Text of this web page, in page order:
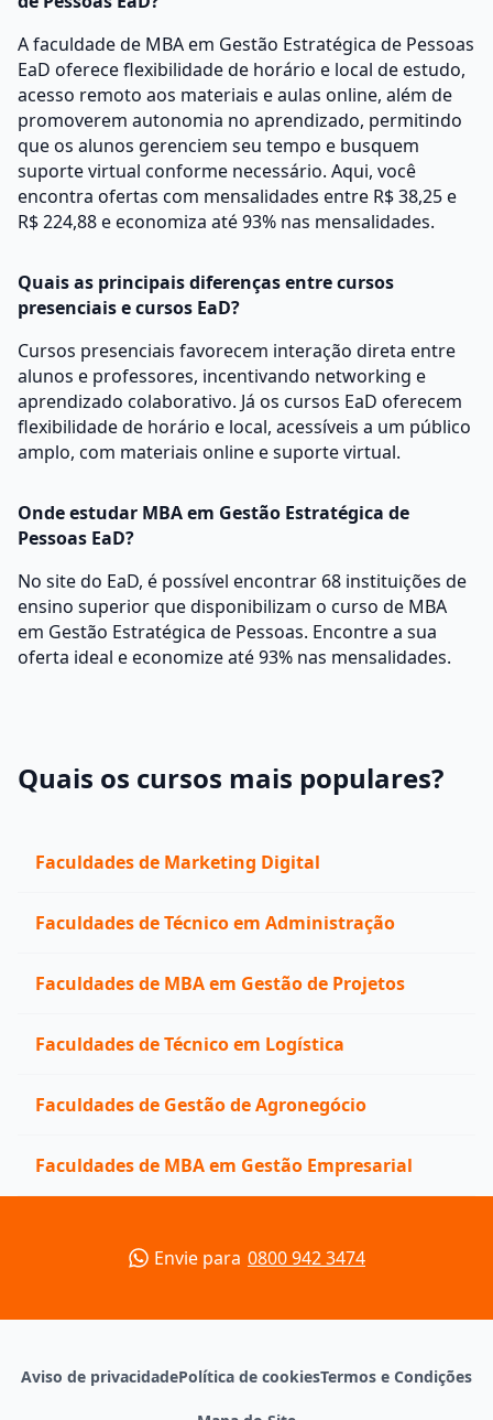
A faculdade de MBA em Gestão Estratégica de Pessoas
EaD oferece flexibilidade de horário e local de estudo,
acesso remoto aos materiais e aulas online, além de
promoverem autonomia no aprendizado, permitindo
que os alunos gerenciem seu tempo e busquem
suporte virtual conforme necessário. Aqui, você
encontra ofertas com mensalidades entre R$ 38,25 e
R$ 224,88 e economiza até 93% nas mensalidades.
Quais as principais diferenças entre cursos
presenciais e cursos EaD?
Cursos presenciais favorecem interação direta entre
alunos e professores, incentivando networking e
aprendizado colaborativo. Já os cursos EaD oferecem
flexibilidade de horário e local, acessíveis a um público
amplo, com materiais online e suporte virtual.
Onde estudar MBA em Gestão Estratégica de
Pessoas EaD?
No site do EaD, é possível encontrar 68 instituições de
ensino superior que disponibilizam o curso de MBA
em Gestão Estratégica de Pessoas. Encontre a sua
oferta ideal e economize até 93% nas mensalidades.
Quais os cursos mais populares?
Faculdades de Marketing Digital
Faculdades de Técnico em Administração
Faculdades de MBA em Gestão de Projetos
Faculdades de Técnico em Logística
Faculdades de Gestão de Agronegócio
Faculdades de MBA em Gestão Empresarial
Envie para 0800 942 3474
Aviso de privacidadePolítica de cookiesTermos e Condições